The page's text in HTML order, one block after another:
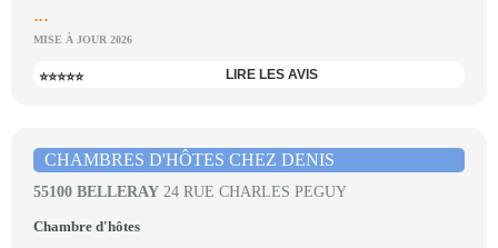
...
MISE À JOUR 2026
⭐⭐⭐⭐⭐ LIRE LES AVIS
CHAMBRES D'HÔTES CHEZ DENIS
55100 BELLERAY 24 RUE CHARLES PEGUY
Chambre d'hôtes